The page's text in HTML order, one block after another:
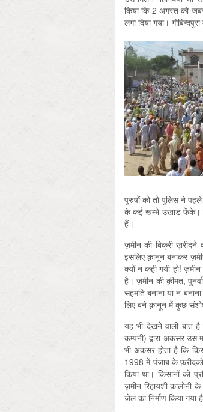
किया कि 2 अगस्त को
लगा दिया गया।
पुरुषों को तो पुलिस ने पहले
के कई खम्भे उखाड़ फेंके।
हैं।
ज़मीन की बिक्री ख़रीदने
इसलिए क़ानून बनाकर
क्यों न कही गयी हो!
है। ज़मीन की क़ीमत,
सहमति बनाना या न
लिए बने क़ानून में कुछ
यह भी देखने वाली बात
कम्पनी) द्वारा अकसर उस
भी अकसर होता है कि
1998 में पंजाब के
किया था। किसानों को
ज़मीन रिहायशी कालोनी
जेल का निर्माण किया गया